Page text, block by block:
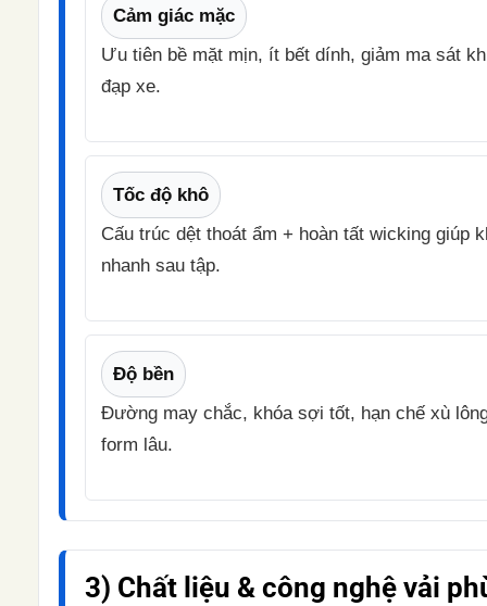
Cảm giác mặc
Ưu tiên bề mặt mịn, ít bết dính, giảm ma sát
đạp xe.
Tốc độ khô
Cấu trúc dệt thoát ẩm + hoàn tất wicking giúp
nhanh sau tập.
Độ bền
Đường may chắc, khóa sợi tốt, hạn chế xù
form lâu.
3) Chất liệu & công nghệ vải